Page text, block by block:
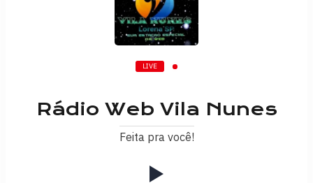
LIVE
Rádio Web Vila Nunes
Feita pra você!